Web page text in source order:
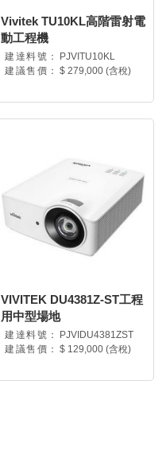
Vivitek TU10KL高階雷射電
動工程機
建達料號：
PJVITU10KL
建議售價： $ 279,000 (含稅)
VIVITEK DU4381Z-ST工程
用中型場地
建達料號：
PJVIDU4381ZST
建議售價： $ 129,000 (含稅)